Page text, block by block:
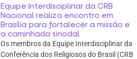
Equipe Interdisciplinar da CRB
Nacional realiza encontro em
Brasília para fortalecer a missão e
a caminhada sinodal
Os membros da Equipe Interdisciplinar da
Conferência dos Religiosos do Brasil (CRB